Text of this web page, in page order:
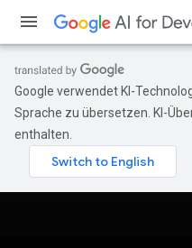
Google verwendet KI-
Sprache zu übersetzen. KI-
enthalten.